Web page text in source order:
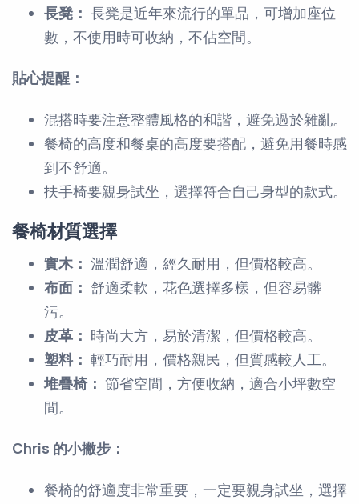
長凳： 長凳是近年來流行的單品，可增加座位
數，不使用時可收納，不佔空間。
貼心提醒：
混搭時要注意整體風格的和諧，避免過於雜亂。
餐椅的高度和餐桌的高度要搭配，避免用餐時感
到不舒適。
扶手椅要親身試坐，選擇符合自己身型的款式。
餐椅材質選擇
實木： 溫潤舒適，經久耐用，但價格較高。
布面： 舒適柔軟，花色選擇多樣，但容易髒
污。
皮革： 時尚大方，易於清潔，但價格較高。
塑料： 輕巧耐用，價格親民，但質感較人工。
堆疊椅： 節省空間，方便收納，適合小坪數空
間。
Chris 的小撇步：
餐椅的舒適度非常重要，一定要親身試坐，選擇